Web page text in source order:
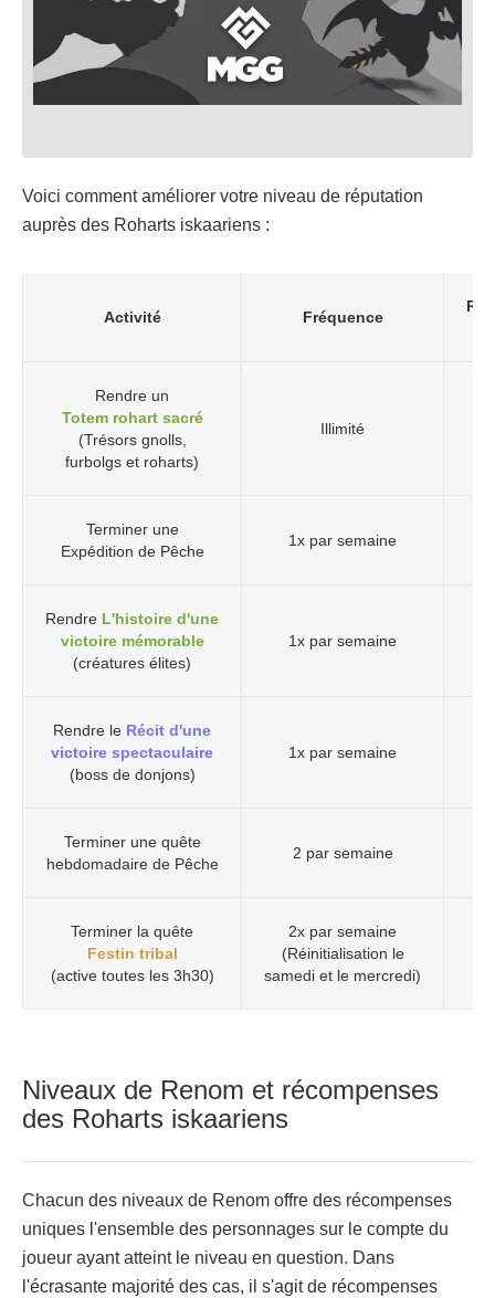
Voici comment améliorer votre niveau de réputation
auprès des Roharts iskaariens :
Activité Fréquence
Rendre un
Totem rohart sacré
(Trésors gnolls,
furbolgs et roharts)
Illimité
Terminer une
Expédition de Pêche
1x par semaine
Rendre L'histoire d'une
victoire mémorable
(créatures élites)
1x par semaine
Rendre le Récit d'une
victoire spectaculaire
(boss de donjons)
1x par semaine
Terminer une quête
hebdomadaire de Pêche
2 par semaine
Terminer la quête
Festin tribal
(active toutes les 3h30)
2x par semaine
(Réinitialisation le
samedi et le mercredi)
Niveaux de Renom et récompenses
des Roharts iskaariens
Chacun des niveaux de Renom offre des récompenses
uniques l'ensemble des personnages sur le compte du
joueur ayant atteint le niveau en question. Dans
l'écrasante majorité des cas, il s'agit de récompenses